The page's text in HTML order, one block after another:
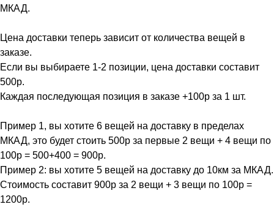
МКАД.
Цена доставки теперь зависит от количества вещей в
заказе.
Если вы выбираете 1-2 позиции, цена доставки составит
500р.
Каждая последующая позиция в заказе +100р за 1 шт.
Пример 1, вы хотите 6 вещей на доставку в пределах
МКАД, это будет стоить 500р за первые 2 вещи + 4 вещи по
100р = 500+400 = 900р.
Пример 2: вы хотите 5 вещей на доставку до 10км за МКАД.
Стоимость составит 900р за 2 вещи + 3 вещи по 100р =
1200р.